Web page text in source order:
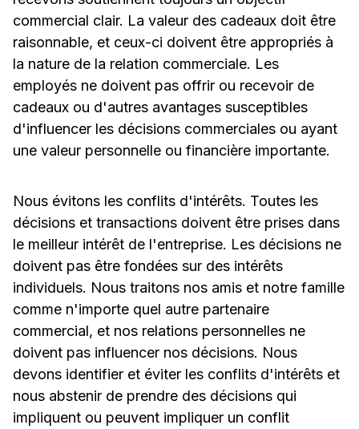
commercial clair. La valeur des cadeaux doit être
raisonnable, et ceux-ci doivent être appropriés à
la nature de la relation commerciale. Les
employés ne doivent pas offrir ou recevoir de
cadeaux ou d'autres avantages susceptibles
d'influencer les décisions commerciales ou ayant
une valeur personnelle ou financière importante.
Nous évitons les conflits d'intérêts. Toutes les
décisions et transactions doivent être prises dans
le meilleur intérêt de l'entreprise. Les décisions ne
doivent pas être fondées sur des intérêts
individuels. Nous traitons nos amis et notre famille
comme n'importe quel autre partenaire
commercial, et nos relations personnelles ne
doivent pas influencer nos décisions. Nous
devons identifier et éviter les conflits d'intérêts et
nous abstenir de prendre des décisions qui
impliquent ou peuvent impliquer un conflit